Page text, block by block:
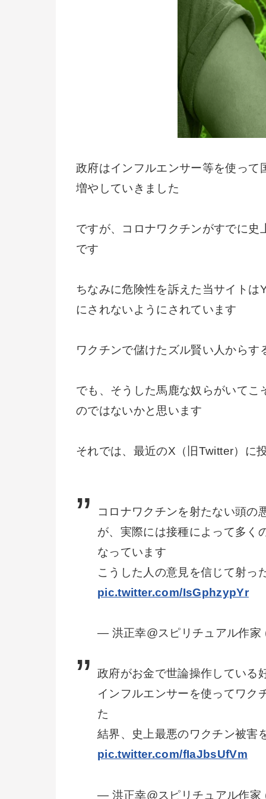
政府はインフルエンサー等を使っ
増やしていきました
ですが、コロナワクチンがすでに
です
ちなみに危険性を訴えた当サイト
にされないようにされています
ワクチンで儲けたズル賢い人からす
でも、そうした馬鹿な奴らがいて
のではないかと思います
それでは、最近のX（旧Twitter）に
コロナワクチンを射たない頭の
が、実際には接種によって多く
なっています
こうした人の意見を信じて射っ
pic.twitter.com/IsGphzypYr
— 洪正幸@スピリチュアル作
政府がお金で世論操作している
インフルエンサーを使ってワク
た
結界、史上最悪のワクチン被害
pic.twitter.com/fIaJbsUfVm
— 洪正幸@スピリチュアル作